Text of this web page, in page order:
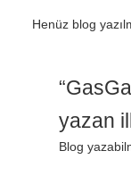
Henüz blog
yazan
Blog